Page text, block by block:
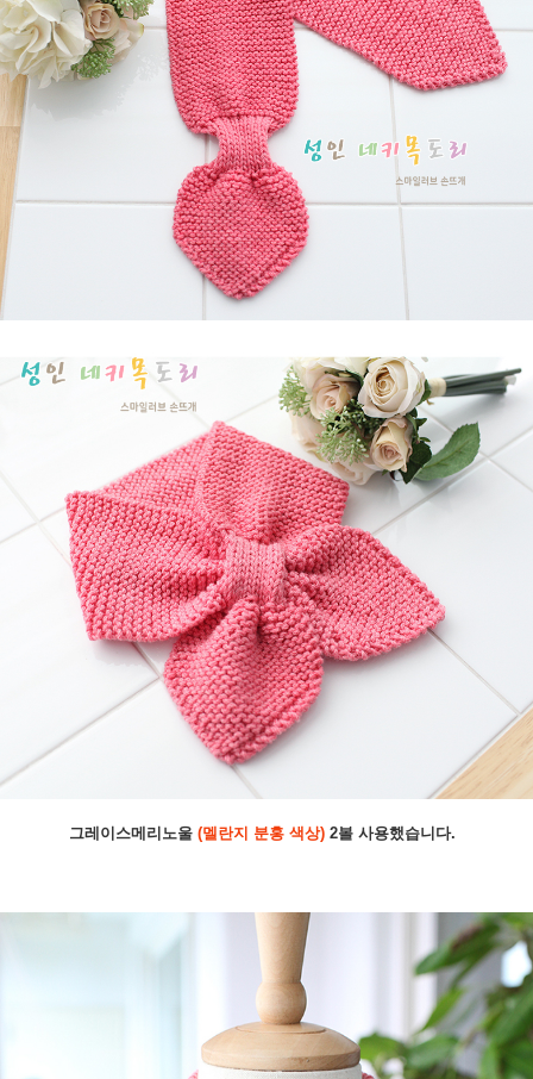
그레이스메리노울 (멜란지 분홍 색상)2볼 사용했습니다.